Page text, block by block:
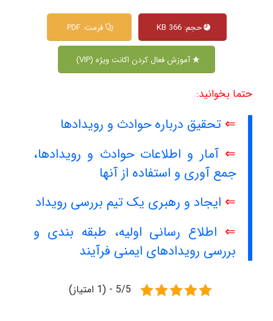
حجم: 366 KB فرمت: PDF
آموزش فعال کردن اکانت ویژه (VIP)
حتما بخوانید:
⇐ تحقیق درباره حوادث و رویدادها
⇐آمار و اطلاعات حوادث و رویدادها،
جمع آوری و استفاده از آنها
⇐ ایجاد و رهبری یک تیم بررسی رویداد
⇐ اطلاع رسانی اولیه، طبقه بندی و
بررسی رویدادهای ایمنی فرآیند
5/5 - (1 امتیاز)